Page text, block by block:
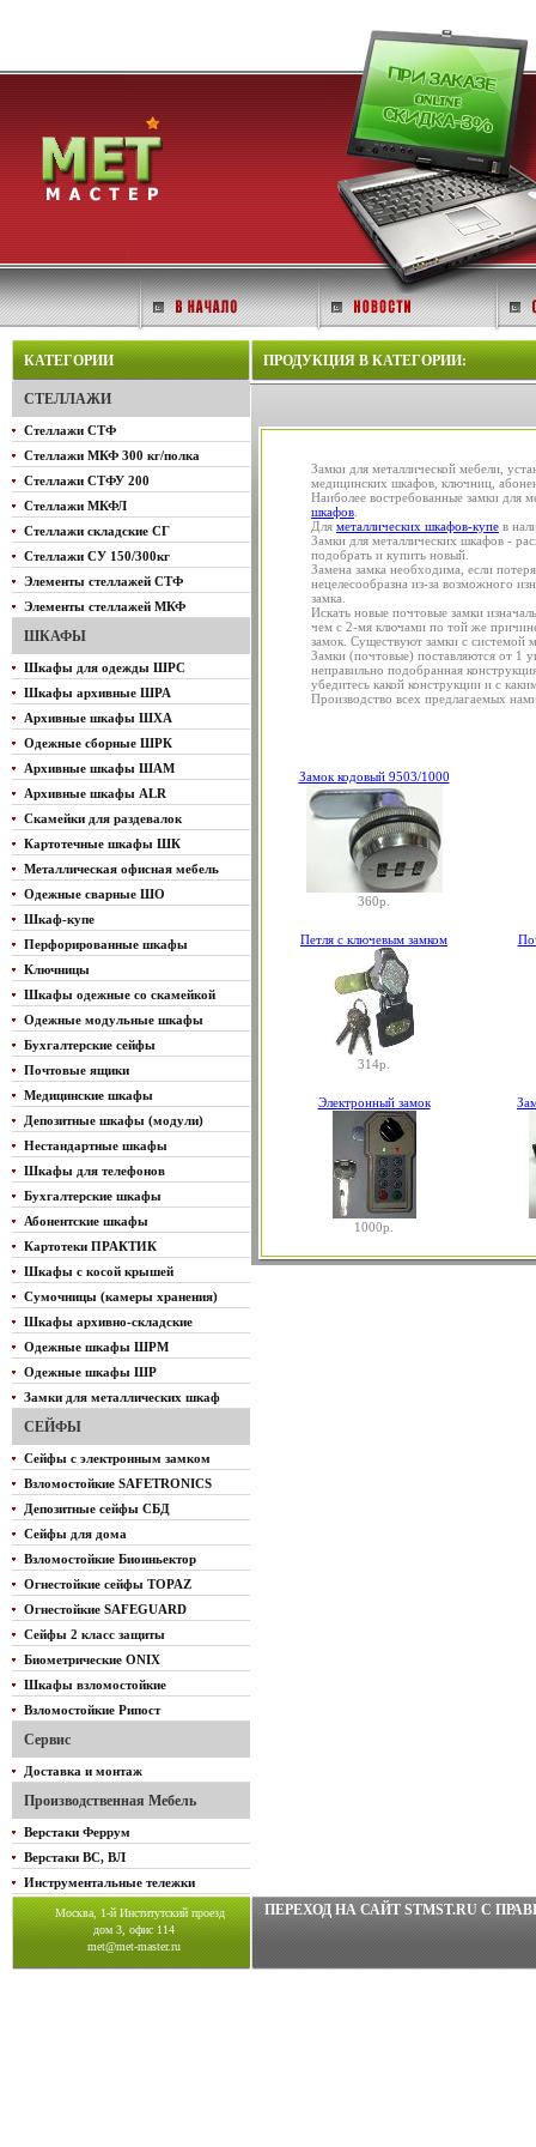
КАТЕГОРИИ
СТЕЛЛАЖИ
Стеллажи СТФ
Стеллажи МКФ 300 кг/полка
Стеллажи СТФУ 200
Стеллажи МКФЛ
Стеллажи складские СГ
Стеллажи СУ 150/300кг
Элементы стеллажей СТФ
Элементы стеллажей МКФ
ШКАФЫ
Шкафы для одежды ШРС
Шкафы архивные ШРА
Архивные шкафы ШХА
Одежные сборные ШРК
Архивные шкафы ШАМ
Архивные шкафы ALR
Скамейки для раздевалок
Картотечные шкафы ШК
Металлическая офисная мебель
Одежные сварные ШО
Шкаф-купе
Перфорированные шкафы
Ключницы
Шкафы одежные со скамейкой
Одежные модульные шкафы
Бухгалтерские сейфы
Почтовые ящики
Медицинские шкафы
Депозитные шкафы (модули)
Нестандартные шкафы
Шкафы для телефонов
Бухгалтерские шкафы
Абонентские шкафы
Картотеки ПРАКТИК
Шкафы с косой крышей
Сумочницы (камеры хранения)
Шкафы архивно-складские
Одежные шкафы ШРМ
Одежные шкафы ШР
Замки для металлических шкаф
СЕЙФЫ
Сейфы с электронным замком
Взломостойкие SAFETRONICS
Депозитные сейфы СБД
Сейфы для дома
Взломостойкие Биоиньектор
Огнестойкие сейфы TOPAZ
Огнестойкие SAFEGUARD
Сейфы 2 класс защиты
Биометрические ONIX
Шкафы взломостойкие
Взломостойкие Рипост
Сервис
Доставка и монтаж
Производственная Мебель
Верстаки Феррум
Верстаки ВС, ВЛ
Инструментальные тележки
ПРОДУКЦИЯ В КАТЕГОРИИ:
Замки для металлической мебели,
медицинских шкафов, ключниц,
Наиболее востребованные замки для
шкафов
Для металлических шкафов-купе в
Замки для металлических шкафов -
подобрать и купить новый.
Замена замка необходима, если
нецелесообразна из-за возможного
замка.
Искать новые почтовые замки
чем с 2-мя ключами по той же
замок. Существуют замки с системой
Замки (почтовые) поставляются от 1
неправильно подобранная
убедитесь какой конструкции и с
Производство всех предлагаемых
Замок кодовый 9503/1000
360р.
Петля с ключевым замком
314р.
Электронный замок
1000р.
Москва, 1-й Институтский проезд
дом 3, офис 114
met@met-master.ru
ПЕРЕХОД НА САЙТ STMST.RU C